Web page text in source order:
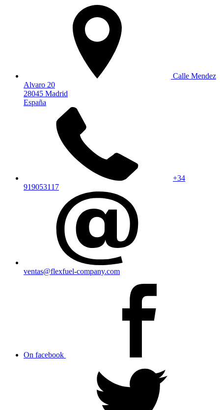
Calle Mendez
Alvaro 20
28045 Madrid
España
+34
919053117
ventas@flexfuel-company.com
On facebook